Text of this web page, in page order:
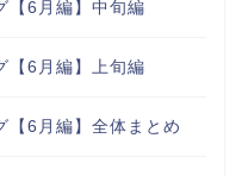
【6月編】中旬編
【6月編】上旬編
【6月編】全体まとめ